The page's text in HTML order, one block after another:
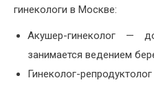
гинекологи в Москве:
Акушер-гинеколог —
занимается ведением
Гинеколог-